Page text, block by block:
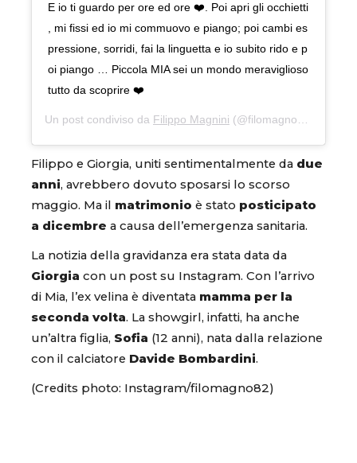
E io ti guardo per ore ed ore ❤️. Poi apri gli occhietti
, mi fissi ed io mi commuovo e piango; poi cambi es
pressione, sorridi, fai la linguetta e io subito rido e p
oi piango … Piccola MIA sei un mondo meraviglioso
tutto da scoprire ❤️
Un post condiviso da Filippo Magnini (@filomagno82) in data:
Filippo e Giorgia, uniti sentimentalmente da due
anni, avrebbero dovuto sposarsi lo scorso
maggio. Ma il matrimonio è stato posticipato
a dicembre a causa dell’emergenza sanitaria.
La notizia della gravidanza era stata data da
Giorgia con un post su Instagram. Con l’arrivo
di Mia, l’ex velina è diventata mamma per la
seconda volta. La showgirl, infatti, ha anche
un’altra figlia, Sofia (12 anni), nata dalla relazione
con il calciatore Davide Bombardini.
(Credits photo: Instagram/filomagno82)